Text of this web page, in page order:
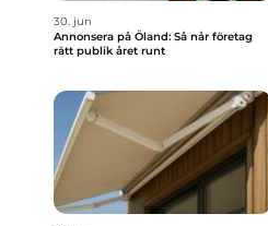
30. jun
Annonsera på Öland: Så når företag
rätt publik året runt